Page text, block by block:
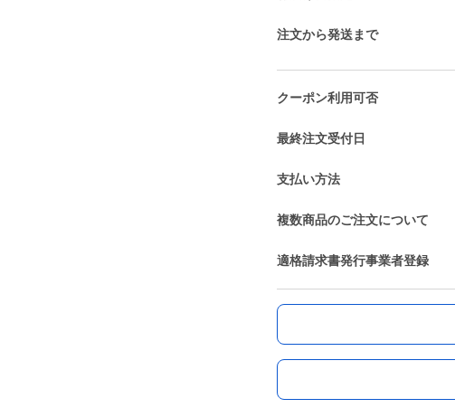
注文から発送まで
クーポン利用可否
最終注文受付日
支払い方法
複数商品のご注文について
適格請求書発行事業者登録